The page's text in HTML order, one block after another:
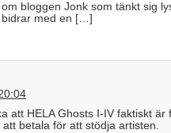
bloggen Jonk som tänkt sig
bidrar med en […]
att HELA Ghosts I-IV faktiskt är
betala för att stödja artisten.